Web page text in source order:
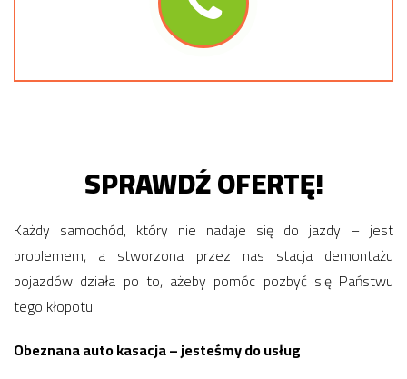
SPRAWDŹ OFERTĘ!
Każdy samochód, który nie nadaje się do jazdy – jest
problemem, a stworzona przez nas stacja demontażu
pojazdów działa po to, ażeby pomóc pozbyć się Państwu
tego kłopotu!
Obeznana auto kasacja – jesteśmy do usług